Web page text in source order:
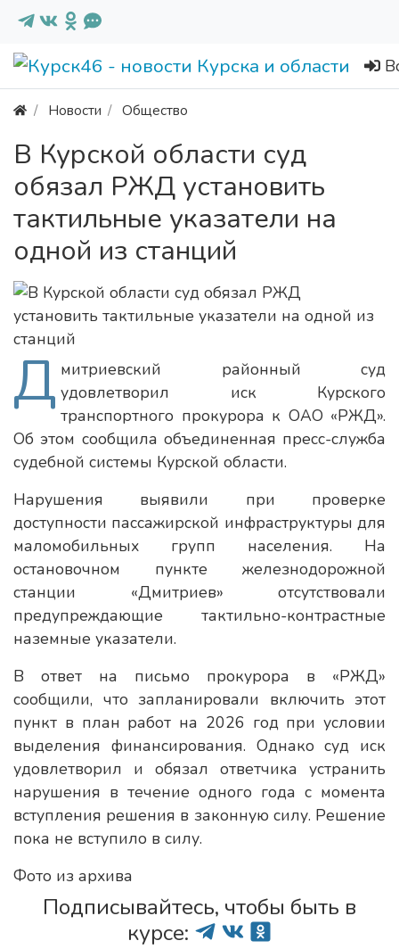
Новости Общество
В Курской области суд
обязал РЖД установить
тактильные указатели на
одной из станций
Д митриевский районный суд
удовлетворил иск Курского
транспортного прокурора к ОАО «РЖД».
Об этом сообщила объединенная пресс-служба
судебной системы Курской области.
Нарушения выявили при проверке
доступности пассажирской инфраструктуры для
маломобильных групп населения. На
остановочном пункте железнодорожной
станции «Дмитриев» отсутствовали
предупреждающие тактильно-контрастные
наземные указатели.
В ответ на письмо прокурора в «РЖД»
сообщили, что запланировали включить этот
пункт в план работ на 2026 год при условии
выделения финансирования. Однако суд иск
удовлетворил и обязал ответчика устранить
нарушения в течение одного года с момента
вступления решения в законную силу. Решение
пока не вступило в силу.
Фото из архива
Подписывайтесь, чтобы быть в
курсе: